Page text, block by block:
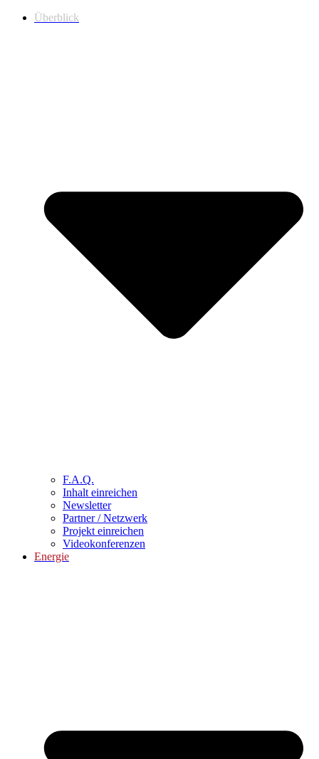
Überblick
F.A.Q.
Inhalt einreichen
Newsletter
Partner / Netzwerk
Projekt einreichen
Videokonferenzen
Energie